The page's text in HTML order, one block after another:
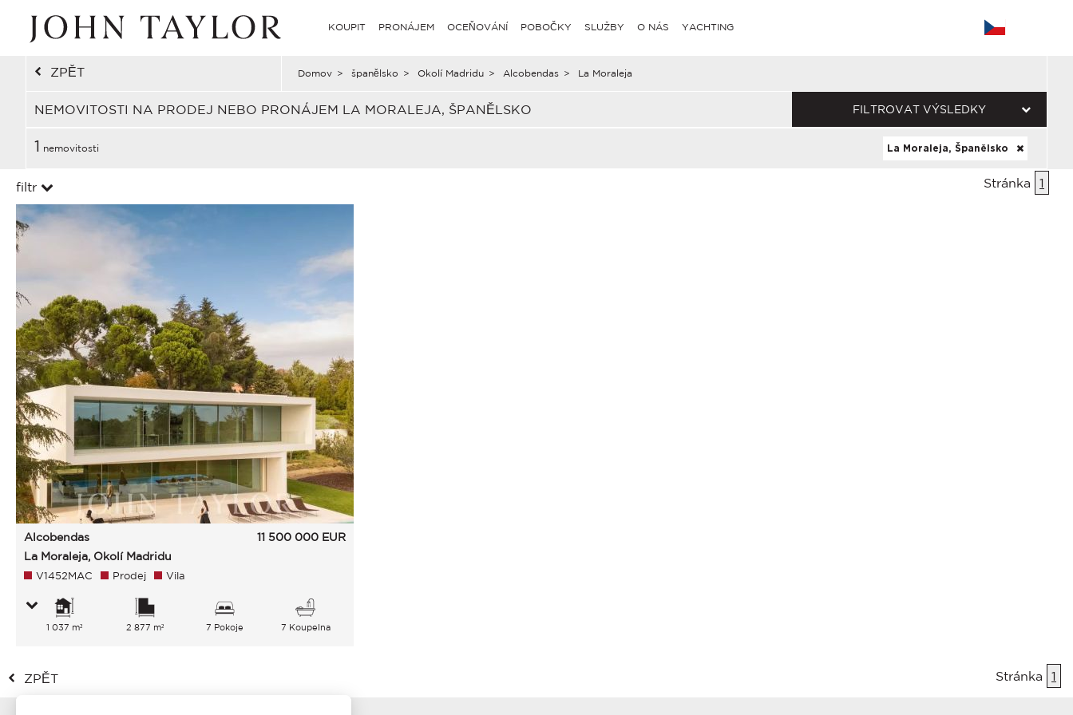
KOUPIT PRONÁJEM OCEŇOVÁNÍ POBOČKY SLUŽBY O NÁS YACHTING
ZPĚT Domov > španělsko > Okolí Madridu > Alcobendas > La Moraleja
NEMOVITOSTI NA PRODEJ NEBO PRONÁJEM LA MORALEJA, ŠPANĚLSKO FILTROVAT VÝSLEDKY
1 nemovitosti La Moraleja, Španělsko
filtr Stránka 1
Alcobendas
La Moraleja, Okolí Madridu
11 500 000 EUR
V1452MAC Prodej Vila
1 037 m² 2 877 m² 7 Pokoje 7 Koupelna
ZPĚT Stránka 1